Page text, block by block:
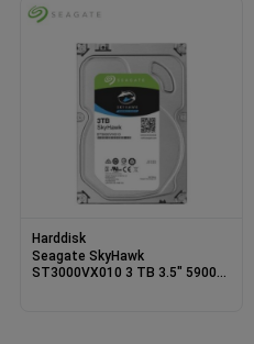
Harddisk
Seagate SkyHawk
ST3000VX010 3 TB 3.5" 5900